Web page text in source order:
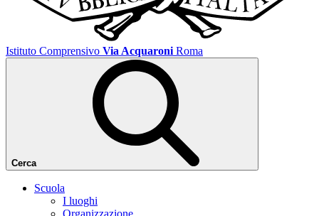
Istituto Comprensivo Via Acquaroni Roma
Cerca
Scuola
I luoghi
Organizzazione